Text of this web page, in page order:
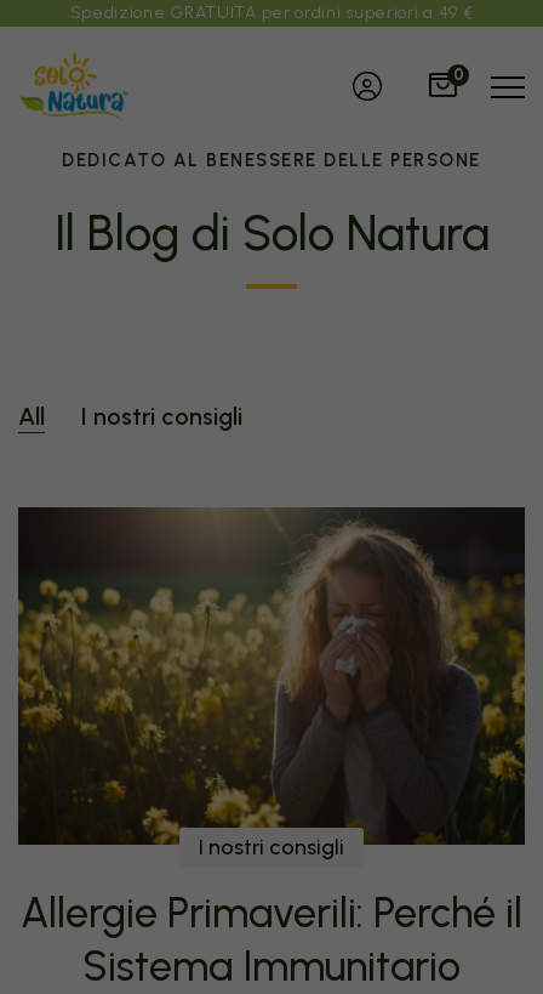
Spedizione GRATUITA per ordini superiori a 49 €
0
DEDICATO AL BENESSERE DELLE PERSONE
Il Blog di Solo Natura
All I nostri consigli
I nostri consigli
Allergie Primaverili: Perché il
Sistema Immunitario